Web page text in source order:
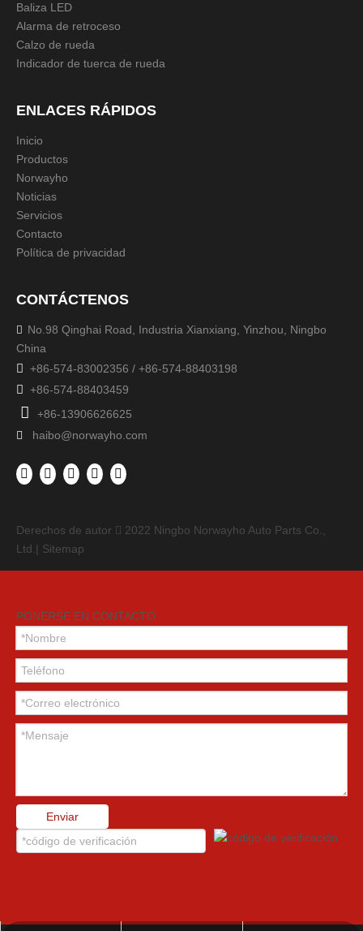
Montaje de pértigas
SOPORTE DE FUEGO DE ALUMINIO
Base de montaje de pértigas
Baliza LED
Alarma de retroceso
Calzo de rueda
Indicador de tuerca de rueda
ENLACES RÁPIDOS
Inicio
Productos
Norwayho
Noticias
Servicios
Contacto
Política de privacidad
CONTÁCTENOS
 No.98 Qinghai Road, Industria Xianxiang, Yinzhou, Ningbo
China
 +86-574-83002356 / +86-574-88403198
 +86-574-88403459
 +86-13906626625
 haibo@norwayho.com
Derechos de autor  2022 Ningbo Norwayho Auto Parts Co.,
Ltd.| Sitemap
PONERSE EN CONTACTO
Enviar